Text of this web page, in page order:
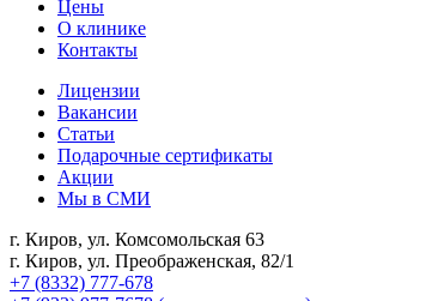
Цены
О клинике
Контакты
Лицензии
Вакансии
Статьи
Подарочные сертификаты
Акции
Мы в СМИ
г. Киров, ул. Комсомольская 63
г. Киров, ул. Преображенская, 82/1
+7 (8332) 777-678